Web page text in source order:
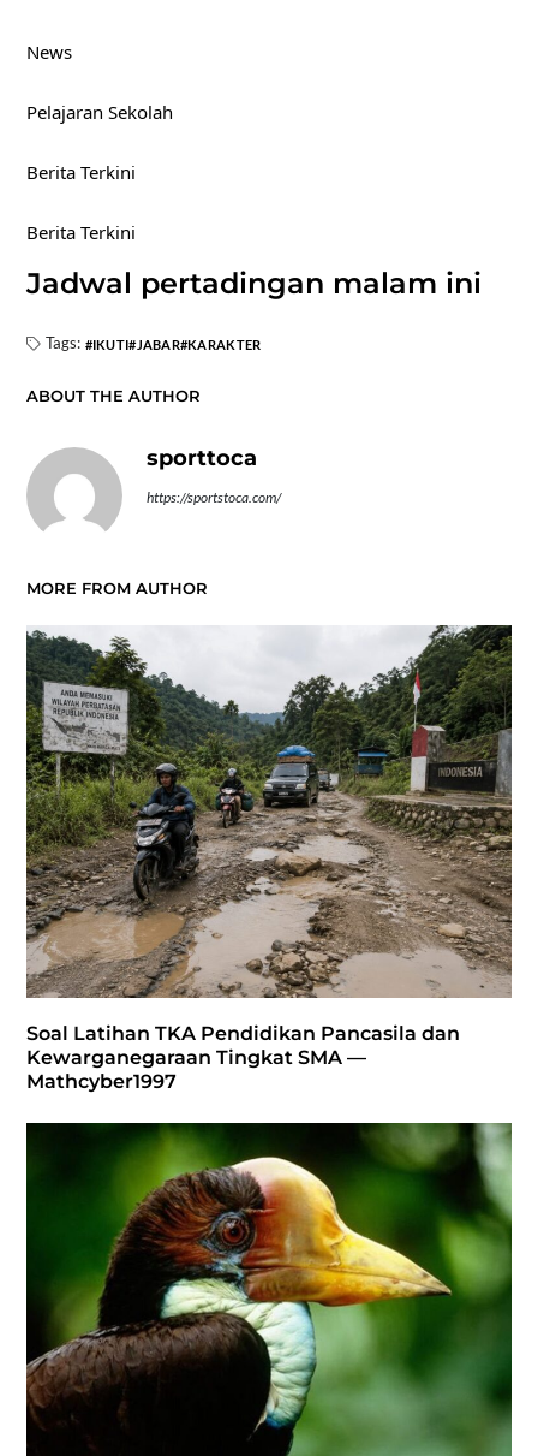
News
Pelajaran Sekolah
Berita Terkini
Berita Terkini
Jadwal pertadingan malam ini
Tags: IKUTI JABAR KARAKTER
ABOUT THE AUTHOR
sporttoca
https://sportstoca.com/
MORE FROM AUTHOR
Soal Latihan TKA Pendidikan Pancasila dan
Kewarganegaraan Tingkat SMA —
Mathcyber1997